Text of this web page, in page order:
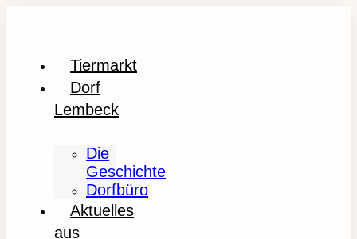
Tiermarkt
Dorf
Lembeck
Die
Geschichte
Dorfbüro
Aktuelles
aus